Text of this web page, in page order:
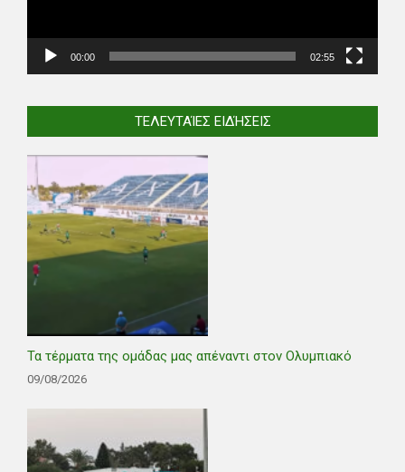
00:00 02:55
ΤΕΛΕΥΤΑΊΕΣ ΕΙΔΉΣΕΙΣ
Τα τέρματα της ομάδας μας απέναντι στον Ολυμπιακό
09/08/2026